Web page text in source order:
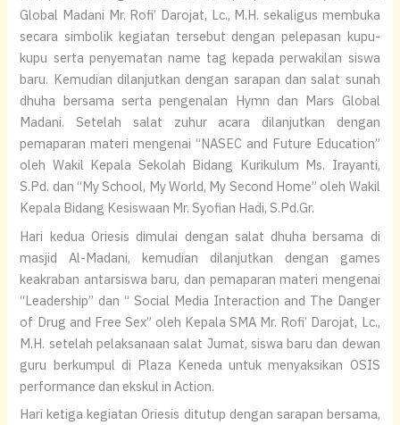
Global Madani Mr. Rofi’ Darojat, Lc., M.H. sekaligus membuka
secara simbolik kegiatan tersebut dengan pelepasan kupu-
kupu serta penyematan name tag kepada perwakilan siswa
baru. Kemudian dilanjutkan dengan sarapan dan salat sunah
dhuha bersama serta pengenalan Hymn dan Mars Global
Madani. Setelah salat zuhur acara dilanjutkan dengan
pemaparan materi mengenai “NASEC and Future Education”
oleh Wakil Kepala Sekolah Bidang Kurikulum Ms. Irayanti,
S.Pd. dan “My School, My World, My Second Home” oleh Wakil
Kepala Bidang Kesiswaan Mr. Syofian Hadi, S.Pd.Gr.
Hari kedua Oriesis dimulai dengan salat dhuha bersama di
masjid Al-Madani, kemudian dilanjutkan dengan games
keakraban antarsiswa baru, dan pemaparan materi mengenai
“Leadership” dan “ Social Media Interaction and The Danger
of Drug and Free Sex” oleh Kepala SMA Mr. Rofi’ Darojat, Lc.,
M.H. setelah pelaksanaan salat Jumat, siswa baru dan dewan
guru berkumpul di Plaza Keneda untuk menyaksikan OSIS
performance dan ekskul in Action.
Hari ketiga kegiatan Oriesis ditutup dengan sarapan bersama,